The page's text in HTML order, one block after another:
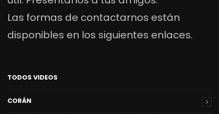
Las formas de contactarnos están
disponibles en los siguientes enlaces.
TODOS VIDEOS
CORÁN